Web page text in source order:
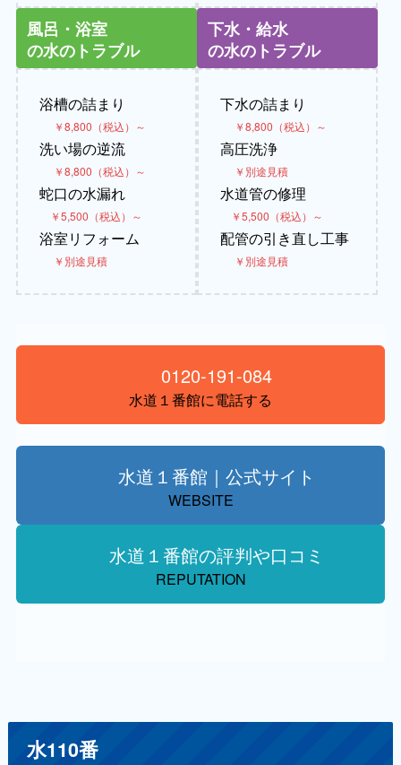
風呂・浴室
の水のトラブル
浴槽の詰まり
￥8,800（税込）～
洗い場の逆流
￥8,800（税込）～
蛇口の水漏れ
￥5,500（税込）～
浴室リフォーム
￥別途見積
下水・給水
の水のトラブル
下水の詰まり
￥8,800（税込）～
高圧洗浄
￥別途見積
水道管の修理
￥5,500（税込）～
配管の引き直し工事
￥別途見積
0120-191-084
水道１番館に電話する
水道１番館｜公式サイト
WEBSITE
水道１番館の評判や口コミ
REPUTATION
水110番